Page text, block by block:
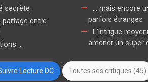
secrète
partage entre
...
... mais encore
parfois étranges
L'intrigue
amener un super
Lecture DC Toutes ses critiques (45)